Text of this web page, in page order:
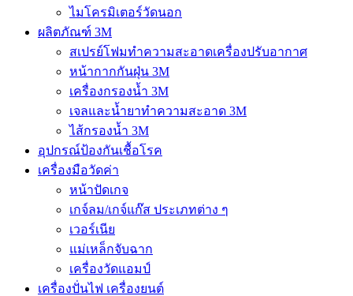
ไมโครมิเตอร์วัดนอก
ผลิตภัณฑ์ 3M
สเปรย์โฟมทำความสะอาดเครื่องปรับอากาศ
หน้ากากกันฝุ่น 3M
เครื่องกรองน้ำ 3M
เจลและน้ำยาทำความสะอาด 3M
ไส้กรองน้ำ 3M
อุปกรณ์ป้องกันเชื้อโรค
เครื่องมือวัดค่า
หน้าปัดเกจ
เกจ์ลม/เกจ์แก๊ส ประเภทต่าง ๆ
เวอร์เนีย
แม่เหล็กจับฉาก
เครื่องวัดแอมป์
เครื่องปั่นไฟ เครื่องยนต์